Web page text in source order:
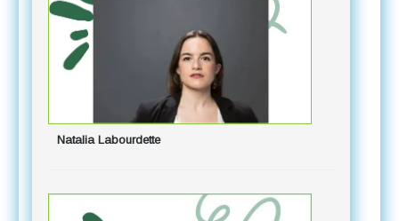
Natalia Labourdette